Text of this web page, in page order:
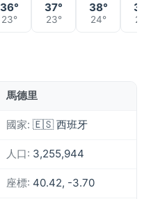
36°
23°
37°
23°
38°
24° 25°
馬德里
國家: 🇪🇸 西班牙
人口: 3,255,944
座標: 40.42, -3.70